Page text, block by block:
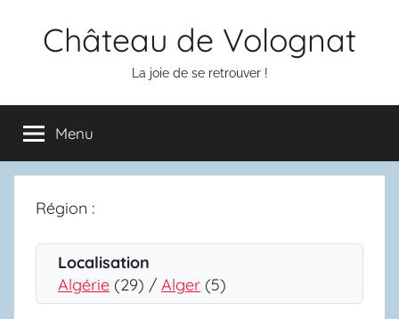
Château de Volognat
La joie de se retrouver !
Menu
Région :
Localisation
Algérie (29) / Alger (5)